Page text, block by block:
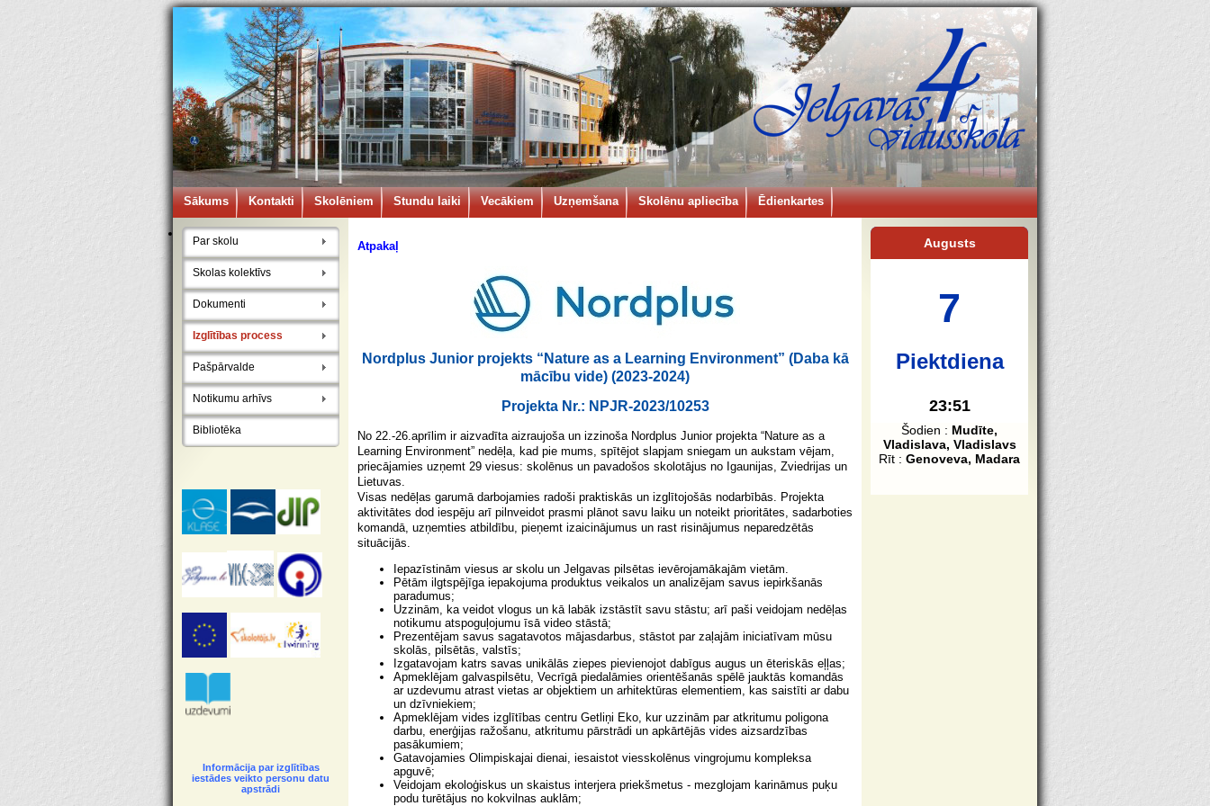
Sākums Kontakti Skolēniem Stundu laiki Vecākiem Uzņemšana Skolēnu apliecība Ēdienkartes
Par skolu
Skolas kolektīvs
Dokumenti
Izglītības process
Pašpārvalde
Notikumu arhīvs
Bibliotēka
Informācija par izglītības
iestādes veikto personu datu
apstrādi
Augusts
7
Piektdiena
23:51
Šodien : Mudīte,
Vladislava, Vladislavs
Rīt : Genoveva, Madara
Atpakaļ
Nordplus Junior projekts “Nature as a Learning Environment” (Daba kā
mācību vide) (2023-2024)
Projekta Nr.: NPJR-2023/10253
No 22.-26.aprīlim ir aizvadīta aizraujoša un izzinoša Nordplus Junior projekta “Nature as a
Learning Environment” nedēļa, kad pie mums, spītējot slapjam sniegam un aukstam vējam,
priecājamies uzņemt 29 viesus: skolēnus un pavadošos skolotājus no Igaunijas, Zviedrijas un
Lietuvas.
Visas nedēļas garumā darbojamies radoši praktiskās un izglītojošās nodarbībās. Projekta
aktivitātes dod iespēju arī pilnveidot prasmi plānot savu laiku un noteikt prioritātes, sadarboties
komandā, uzņemties atbildību, pieņemt izaicinājumus un rast risinājumus neparedzētās
situācijās.
Iepazīstinām viesus ar skolu un Jelgavas pilsētas ievērojamākajām vietām.
Pētām ilgtspējīga iepakojuma produktus veikalos un analizējam savus iepirkšanās
paradumus;
Uzzinām, ka veidot vlogus un kā labāk izstāstīt savu stāstu; arī paši veidojam nedēļas
notikumu atspoguļojumu īsā video stāstā;
Prezentējam savus sagatavotos mājasdarbus, stāstot par zaļajām iniciatīvam mūsu
skolās, pilsētās, valstīs;
Izgatavojam katrs savas unikālās ziepes pievienojot dabīgus augus un ēteriskās eļļas;
Apmeklējam galvaspilsētu, Vecrīgā piedalāmies orientēšanās spēlē jauktās komandās
ar uzdevumu atrast vietas ar objektiem un arhitektūras elementiem, kas saistīti ar dabu
un dzīvniekiem;
Apmeklējam vides izglītības centru Getliņi Eko, kur uzzinām par atkritumu poligona
darbu, enerģijas ražošanu, atkritumu pārstrādi un apkārtējās vides aizsardzības
pasākumiem;
Gatavojamies Olimpiskajai dienai, iesaistot viesskolēnus vingrojumu kompleksa
apguvē;
Veidojam ekoloģiskus un skaistus interjera priekšmetus - mezglojam karināmus puķu
podu turētājus no kokvilnas auklām;